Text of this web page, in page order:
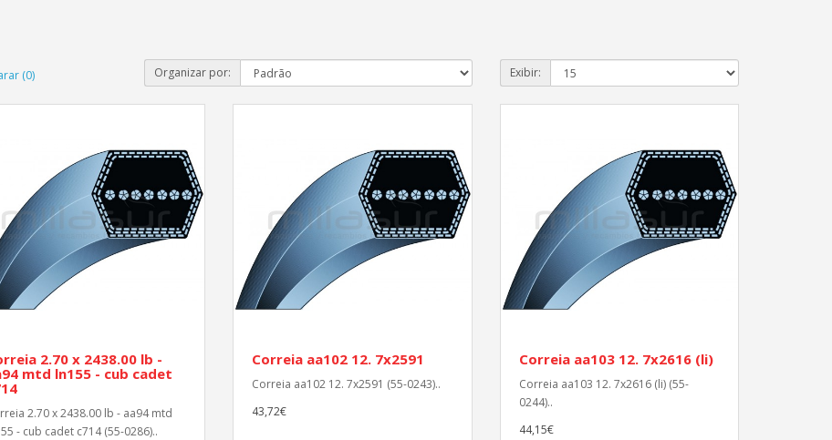
(0) Organizar por: Exibir:
2.70 x 2438.00 lb -
mtd ln155 - cub cadet
2.70 x 2438.00 lb - aa94 mtd
- cub cadet c714 (55-0286)..
Correia aa102 12. 7x2591
Correia aa102 12. 7x2591 (55-0243)..
43,72€
Correia aa103 12. 7x2616 (li)
Correia aa103 12. 7x2616 (li) (55-
0244)..
44,15€